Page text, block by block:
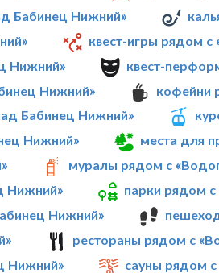
Бабинец Нижний»
квест-игры рядом
Нижний»
квест-
Нижний»
кофейни
Бабинец Нижний»
Нижний»
места для
муралы рядом с
Нижний»
парки рядом
Нижний»
рестораны рядом с
Нижний»
сауны рядом